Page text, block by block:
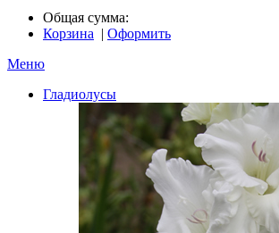
Общая сумма:
Корзина | Оформить
Меню
Гладиолусы